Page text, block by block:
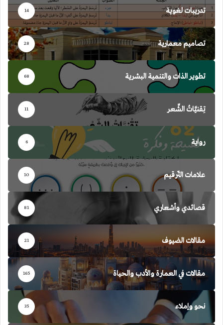
تدريبات لغوية 14
تصاميم معمارية 28
تطوير الذات والتنمية البشرية 68
تِقنيَّاتُ الشِّعر 11
رواية 6
علامات التّرقيم 10
قصائدي وأشعاري 81
مقالات الضيوف 21
مقالات في العمارة والأدب والحياة 165
نحو وإملاء 35